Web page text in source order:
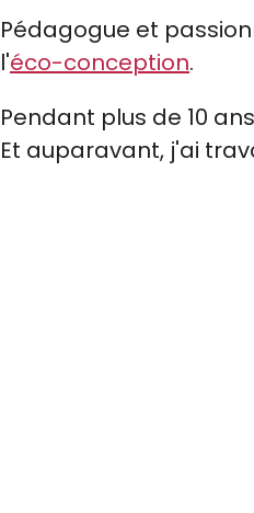
Pédagogue et
l'éco-conception.
Pendant plus de 10
Et auparavant, j'ai